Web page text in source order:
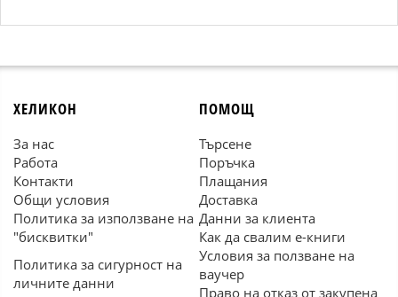
ХЕЛИКОН
За нас
Работа
Контакти
Общи условия
Политика за използване на
"бисквитки"
Политика за сигурност на
личните данни
ПОМОЩ
Търсене
Поръчка
Плащания
Доставка
Данни за клиента
Как да свалим е-книги
Условия за ползване на
ваучер
Право на отказ от закупена